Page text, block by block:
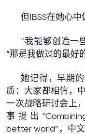
但IBSS在她心中
“我能够创造一
“那是我做过的最好
她记得，早期
质：大家都相信，
一次战略研讨会上
事提出
better world”，中